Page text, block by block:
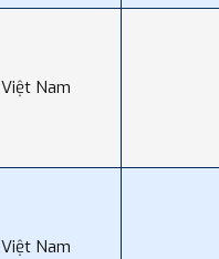
Việt Nam
Việt Nam